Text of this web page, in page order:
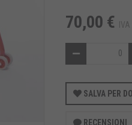
70,00 €
SALVA PER
RECENSIONI